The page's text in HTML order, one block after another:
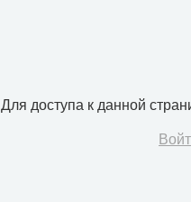
Для доступа к данной